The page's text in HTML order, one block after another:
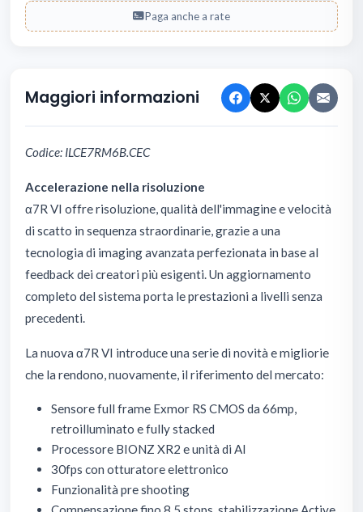
Paga anche a rate
Maggiori informazioni
Codice: ILCE7RM6B.CEC
Accelerazione nella risoluzione
α7R VI offre risoluzione, qualità dell'immagine e velocità
di scatto in sequenza straordinarie, grazie a una
tecnologia di imaging avanzata perfezionata in base al
feedback dei creatori più esigenti. Un aggiornamento
completo del sistema porta le prestazioni a livelli senza
precedenti.
La nuova α7R VI introduce una serie di novità e migliorie
che la rendono, nuovamente, il riferimento del mercato:
Sensore full frame Exmor RS CMOS da 66mp,
retroilluminato e fully stacked
Processore BIONZ XR2 e unità di AI
30fps con otturatore elettronico
Funzionalità pre shooting